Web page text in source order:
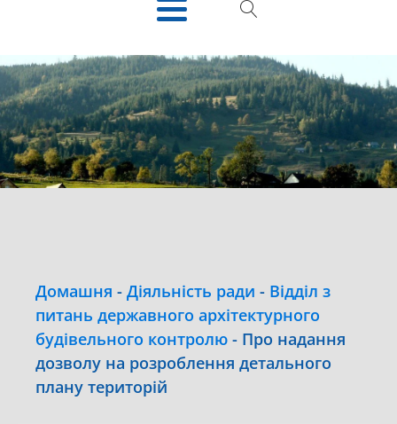
Домашня - Діяльність ради - Відділ з
питань державного архітектурного
будівельного контролю - Про надання
дозволу на розроблення детального
плану територій